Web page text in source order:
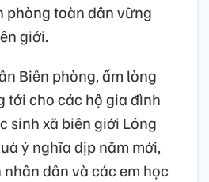
phòng toàn dân vững
giới.
Biên phòng, ấm lòng
tới cho các hộ gia đình
sinh xã biên giới Lóng
ý nghĩa dịp năm mới,
dân và các em học